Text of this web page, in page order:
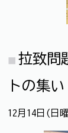
拉致問
トの集い
12月14日(日